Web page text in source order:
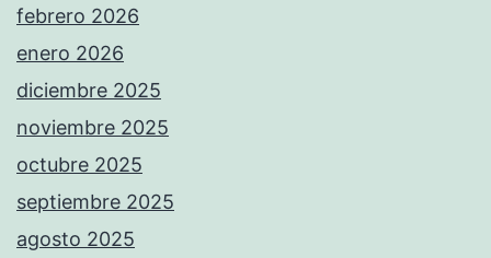
febrero 2026
enero 2026
diciembre 2025
noviembre 2025
octubre 2025
septiembre 2025
agosto 2025